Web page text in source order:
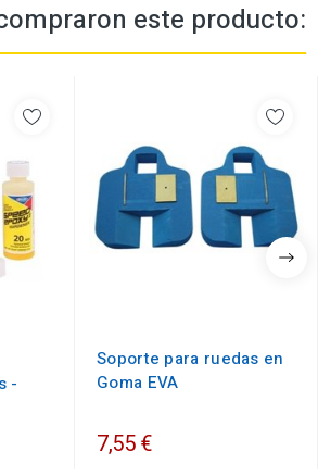
este producto:
-
Soporte para ruedas en
Goma EVA
7,55 €